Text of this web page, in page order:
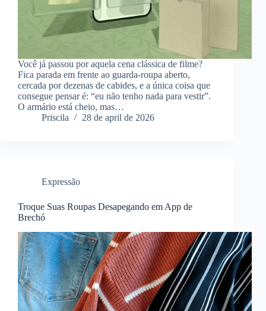
Você já passou por aquela cena clássica de filme?
Fica parada em frente ao guarda-roupa aberto,
cercada por dezenas de cabides, e a única coisa que
consegue pensar é: “eu não tenho nada para vestir”.
O armário está cheio, mas…
Priscila
28 de april de 2026
Expressão
Troque Suas Roupas Desapegando em App de
Brechó